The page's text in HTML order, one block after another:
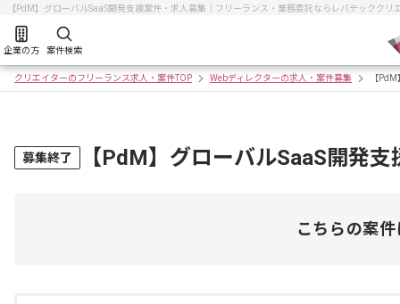
【PdM】グローバルSaaS開発支援案件・求人募集｜フリーランス・業務委託ならレバテッククリ
企業の方 案件検索
クリエイターのフリーランス求人・案件TOP Webディレクターの求人・案件募集 【
募集終了 【PdM】グローバルSaaS開発
こちらの案